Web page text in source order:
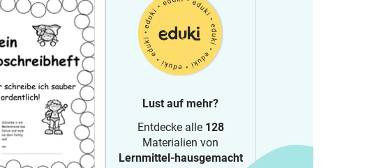
Lust auf mehr?
Entdecke alle 128
Materialien von
Lernmittel-hausgemacht